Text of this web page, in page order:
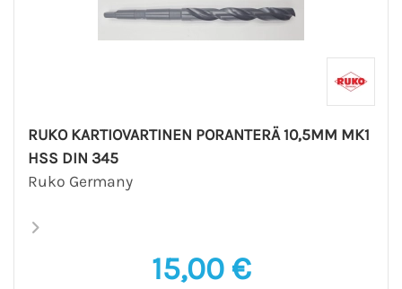
RUKO KARTIOVARTINEN PORANTERÄ 10,5MM MK1
HSS DIN 345
Ruko Germany
15,00 €